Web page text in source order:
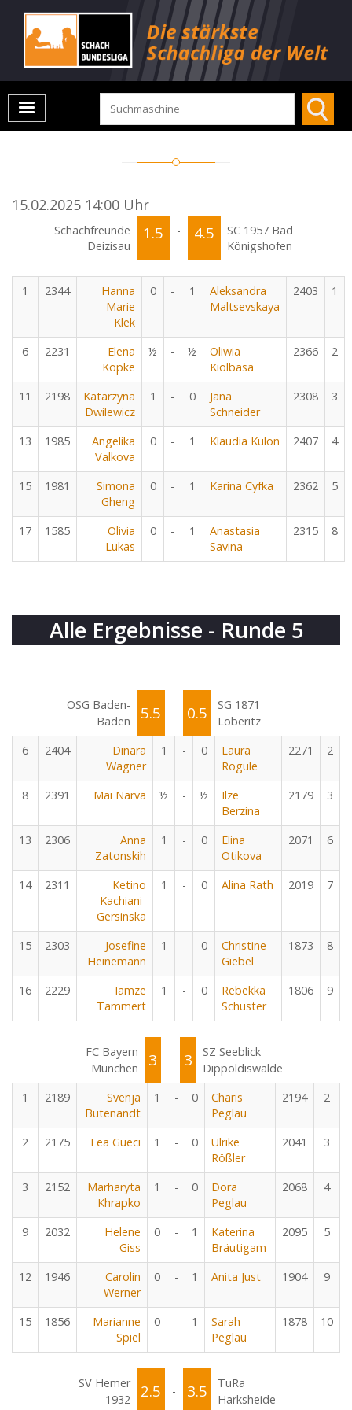
15.02.2025 14:00 Uhr
Schachfreunde
Deizisau
1.5 - 4.5
SC 1957 Bad
Königshofen
1 2344
Hanna
Marie
Klek
0 - 1
Aleksandra
Maltsevskaya
2403 1
6 2231
Elena
Köpke
½ - ½
Oliwia
Kiolbasa
2366 2
11 2198
Katarzyna
Dwilewicz
1 - 0
Jana
Schneider
2308 3
13 1985
Angelika
Valkova
0 - 1 Klaudia Kulon 2407 4
15 1981
Simona
Gheng
0 - 1 Karina Cyfka 2362 5
17 1585
Olivia
Lukas
0 - 1
Anastasia
Savina
2315 8
Alle Ergebnisse - Runde 5
OSG Baden-
Baden
5.5 - 0.5
SG 1871
Löberitz
6
2404
Dinara
Wagner
1 - 0
Laura
Rogule
2271 2
8 2391 Mai Narva ½ - ½
Ilze
Berzina
2179 3
13 2306
Anna
Zatonskih
1 - 0
Elina
Otikova
2071 6
14 2311
Ketino
Kachiani-
Gersinska
1 - 0 Alina Rath 2019 7
15 2303
Josefine
Heinemann
1 - 0
Christine
Giebel
1873 8
16 2229
Iamze
Tammert
1 - 0
Rebekka
Schuster
1806 9
FC Bayern
München
3 - 3
SZ Seeblick
Dippoldiswalde
1
2189
Svenja
Butenandt
1 - 0
Charis
Peglau
2194 2
2 2175 Tea Gueci 1 - 0
Ulrike
Rößler
2041 3
3 2152
Marharyta
Khrapko
1 - 0
Dora
Peglau
2068 4
9 2032
Helene
Giss
0 - 1
Katerina
Bräutigam
2095 5
12 1946
Carolin
Werner
0 - 1 Anita Just 1904 9
15 1856
Marianne
Spiel
0 - 1
Sarah
Peglau
1878 10
SV Hemer
1932
2.5 - 3.5
TuRa
Harksheide